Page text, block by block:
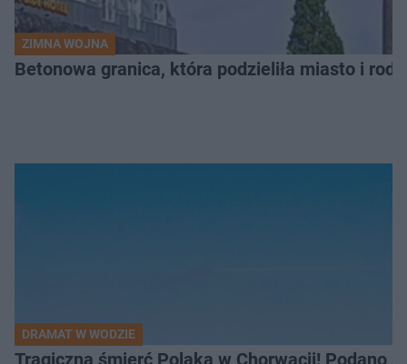
ZIMNA WOJNA
Betonowa granica, która podzieliła miasto i
DRAMAT W WODZIE
Tragiczna śmierć Polaka w Chorwacji! Podano